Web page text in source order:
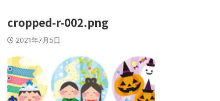
cropped-r-002.png
2021年7月5日